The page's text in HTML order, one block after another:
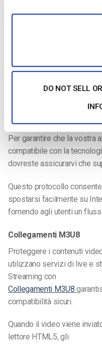
DO NOT SELL
live su ogni dispositivo.
essere codificato in un
dal codificatore
video in diretta.
Per garantire che la vostra
compatibile con la
dovreste assicurarvi che
Questo protocollo
spostarsi facilmente su
fornendo agli utenti un
Collegamenti M3U8
Proteggere i contenuti
utilizzano servizi di live e
Streaming con
Collegamenti M3U8
compatibilità sicuri.
Quando il video viene
lettore HTML5, gli